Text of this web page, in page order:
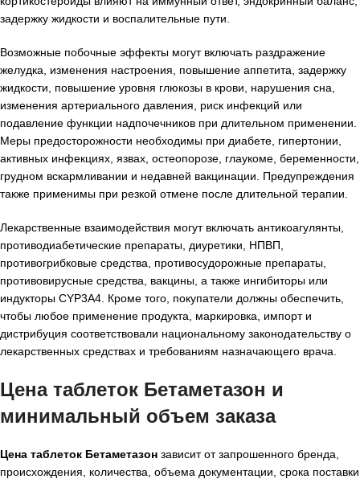
задержку жидкости и воспалительные пути.
Возможные побочные эффекты могут включать раздражение
желудка, изменения настроения, повышение аппетита, задержку
жидкости, повышение уровня глюкозы в крови, нарушения сна,
изменения артериального давления, риск инфекций или
подавление функции надпочечников при длительном применении.
Меры предосторожности необходимы при диабете, гипертонии,
активных инфекциях, язвах, остеопорозе, глаукоме, беременности,
грудном вскармливании и недавней вакцинации. Предупреждения
также применимы при резкой отмене после длительной терапии.
Лекарственные взаимодействия могут включать антикоагулянты,
противодиабетические препараты, диуретики, НПВП,
противогрибковые средства, противосудорожные препараты,
противовирусные средства, вакцины, а также ингибиторы или
индукторы CYP3A4. Кроме того, покупатели должны обеспечить,
чтобы любое применение продукта, маркировка, импорт и
дистрибуция соответствовали национальному законодательству о
лекарственных средствах и требованиям назначающего врача.
Цена таблеток Бетаметазон и
минимальный объем заказа
Цена таблеток Бетаметазон зависит от запрошенного бренда,
происхождения, количества, объема документации, срока поставки